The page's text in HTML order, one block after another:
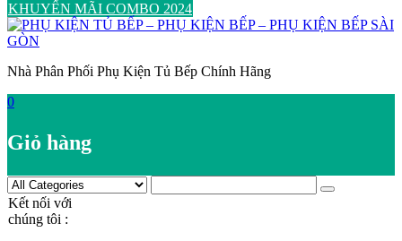
KHUYẾN MÃI COMBO 2024
Nhà Phân Phối Phụ Kiện Tủ Bếp Chính Hãng
0
Giỏ hàng
Kết nối với
chúng tôi :